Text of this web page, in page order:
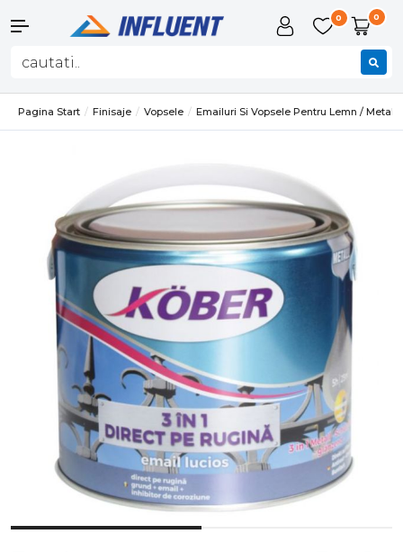
0 0
Pagina Start Finisaje Vopsele Emailuri Si Vopsele Pentru Lemn / Metal